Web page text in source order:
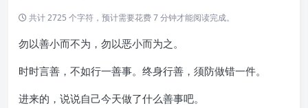
共计 2725 个字符，预计需要花费 7 分钟才能阅读完成。
勿以善小而不为，勿以恶小而为之。
时时言善，不如行一善事。终身行善，须防做错一件。
进来的，说说自己今天做了什么善事吧。